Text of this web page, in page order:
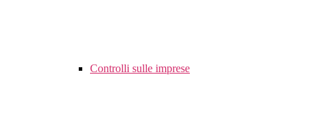
Controlli sulle imprese